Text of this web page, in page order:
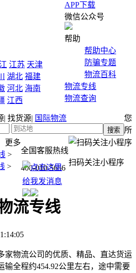
APP下载
微信公众号
帮助
帮助中心
防骗专题
物流百科
物流专线
物流查询
| 找货源| 国际物流
全国客服热线
400-010-5656
扫码关注小程序
江苏 天津
湖北 福建
河北 海南
江西
更多
您
所
>
>
流专线
家物流公司的优质、精品、直达货运
输全程约454.92公里左右，途中需要